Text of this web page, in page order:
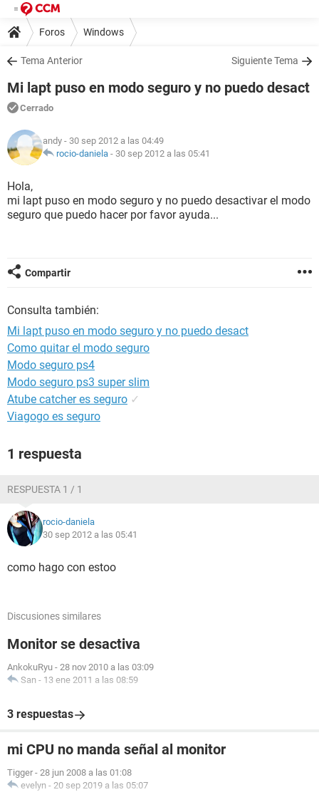
Foros Windows
Tema Anterior Siguiente Tema
Mi lapt puso en modo seguro y no puedo desact
Cerrado
andy - 30 sep 2012 a las 04:49
rocio-daniela - 30 sep 2012 a las 05:41
Hola,
mi lapt puso en modo seguro y no puedo desactivar el modo
seguro que puedo hacer por favor ayuda...
Compartir
Consulta también:
Mi lapt puso en modo seguro y no puedo desact
Como quitar el modo seguro
Modo seguro ps4
Modo seguro ps3 super slim
Atube catcher es seguro ✓
Viagogo es seguro
1 respuesta
RESPUESTA 1 / 1
rocio-daniela
30 sep 2012 a las 05:41
como hago con estoo
Discusiones similares
Monitor se desactiva
AnkokuRyu - 28 nov 2010 a las 03:09
San - 13 ene 2011 a las 08:59
3 respuestas
mi CPU no manda señal al monitor
Tigger - 28 jun 2008 a las 01:08
evelyn - 20 sep 2019 a las 05:07